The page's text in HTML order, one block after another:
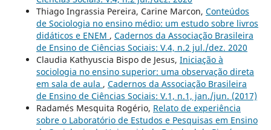
Thiago Ingrassia Pereira, Carine Marcon, Conteúdos
de Sociologia no ensino médio: um estudo sobre livros
didáticos e ENEM , Cadernos da Associação Brasileira
de Ensino de Ciências Sociais: V.4, n.2 jul./dez. 2020
Claudia Kathyuscia Bispo de Jesus, Iniciação à
sociologia no ensino superior: uma observação direta
em sala de aula , Cadernos da Associação Brasileira
de Ensino de Ciências Sociais: V.1, n.1, jan./jun. (2017)
Radamés Mesquita Rogério, Relato de experiência
sobre o Laboratório de Estudos e Pesquisas em Ensino